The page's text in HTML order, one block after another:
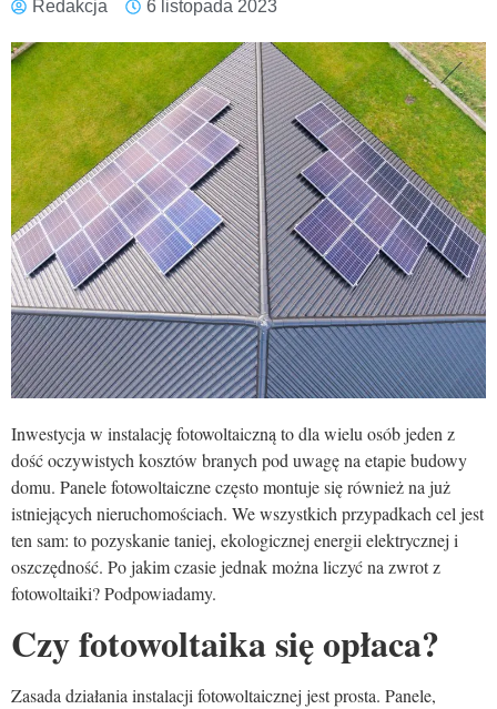
Redakcja 6 listopada 2023
Inwestycja w instalację fotowoltaiczną to dla wielu osób jeden z
dość oczywistych kosztów branych pod uwagę na etapie budowy
domu. Panele fotowoltaiczne często montuje się również na już
istniejących nieruchomościach. We wszystkich przypadkach cel jest
ten sam: to pozyskanie taniej, ekologicznej energii elektrycznej i
oszczędność. Po jakim czasie jednak można liczyć na zwrot z
fotowoltaiki? Podpowiadamy.
Czy fotowoltaika się opłaca?
Zasada działania instalacji fotowoltaicznej jest prosta. Panele,